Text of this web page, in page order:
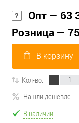
Опт — 63
Розница —
В корзину
Кол-во:
Нашли дешевле
В наличии